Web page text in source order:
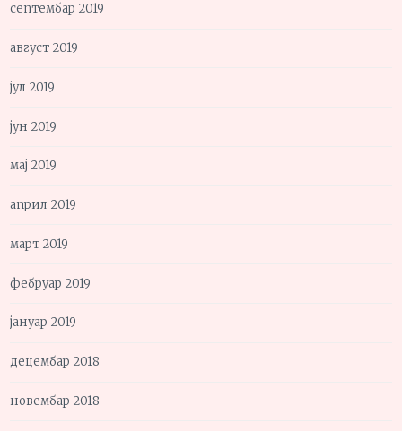
септембар 2019
август 2019
јул 2019
јун 2019
мај 2019
април 2019
март 2019
фебруар 2019
јануар 2019
децембар 2018
новембар 2018